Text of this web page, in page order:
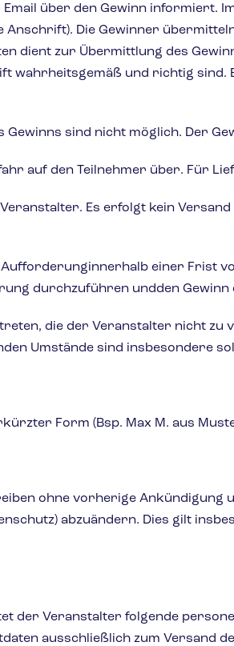
über den Gewinn informiert.
Die Gewinner
dient zur Übermittlung des
wahrheitsgemäß und richtig sind.
Gewinns sind nicht möglich. Der
auf den Teilnehmer über. Für
Es erfolgt kein
einer Frist
durchzuführen undden
die der Veranstalter nicht
Umstände sind insbesondere
Form (Bsp. Max M. aus
ohne vorherige Ankündigung
abzuändern. Dies gilt
der Veranstalter folgende
ausschließlich zum Versand